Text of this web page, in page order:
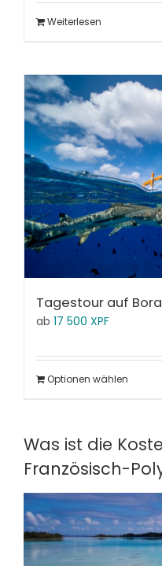
Weiterlesen
Tagestour auf
ab 17 500 XPF
Optionen wählen
Was ist die
Französisch-